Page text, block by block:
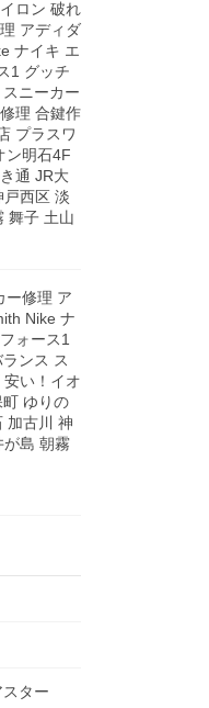
ロン 破れ
アディダ
ナイキ エ
1 グッチ
ニーカー
理 合鍵作
プラスワ
ン明石4F
通 JR大
西区 淡
舞子 土山
ー修理 ア
Nike ナ
ォース1
ンス ス
い！イオ
ゆりの
加古川 神
が島 朝霧
ター